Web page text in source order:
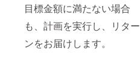
目標金額に満たない場合
も、計画を実行し、リター
ンをお届けします。